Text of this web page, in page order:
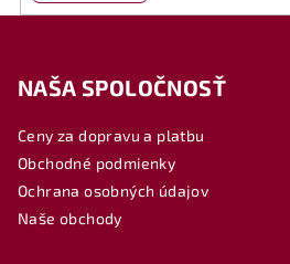
NAŠA SPOLOČNOSŤ
Ceny za dopravu a platbu
Obchodné podmienky
Ochrana osobných údajov
Naše obchody